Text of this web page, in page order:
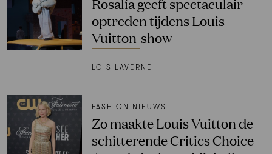
optreden tijdens Louis
Vuitton-show
LOIS LAVERNE
FASHION NIEUWS
Zo maakte Louis Vuitton de
schitterende Critics Choice